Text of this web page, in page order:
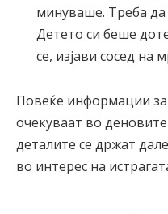
минуваше. Треба да
Детето си беше
се, изјави сосед на
Повеќе информации за
очекуваат во
деталите се држат
во интерес на